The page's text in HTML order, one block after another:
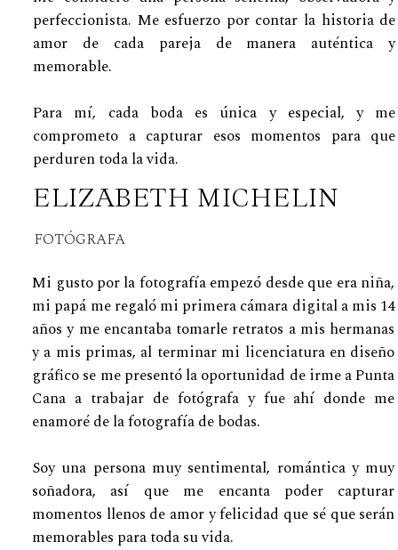
perfeccionista. Me esfuerzo por contar la historia de
amor de cada pareja de manera auténtica y
memorable.
Para mí, cada boda es única y especial, y me
comprometo a capturar esos momentos para que
perduren toda la vida.
ELIZABETH MICHELIN
FOTÓGRAFA
Mi gusto por la fotografía empezó desde que era niña,
mi papá me regaló mi primera cámara digital a mis 14
años y me encantaba tomarle retratos a mis hermanas
y a mis primas, al terminar mi licenciatura en diseño
gráfico se me presentó la oportunidad de irme a Punta
Cana a trabajar de fotógrafa y fue ahí donde me
enamoré de la fotografía de bodas.
Soy una persona muy sentimental, romántica y muy
soñadora, así que me encanta poder capturar
momentos llenos de amor y felicidad que sé que serán
memorables para toda su vida.